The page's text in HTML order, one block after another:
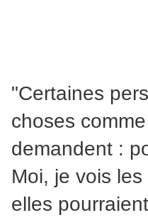
"Certaines
choses
demandent :
Moi, je vois
elles